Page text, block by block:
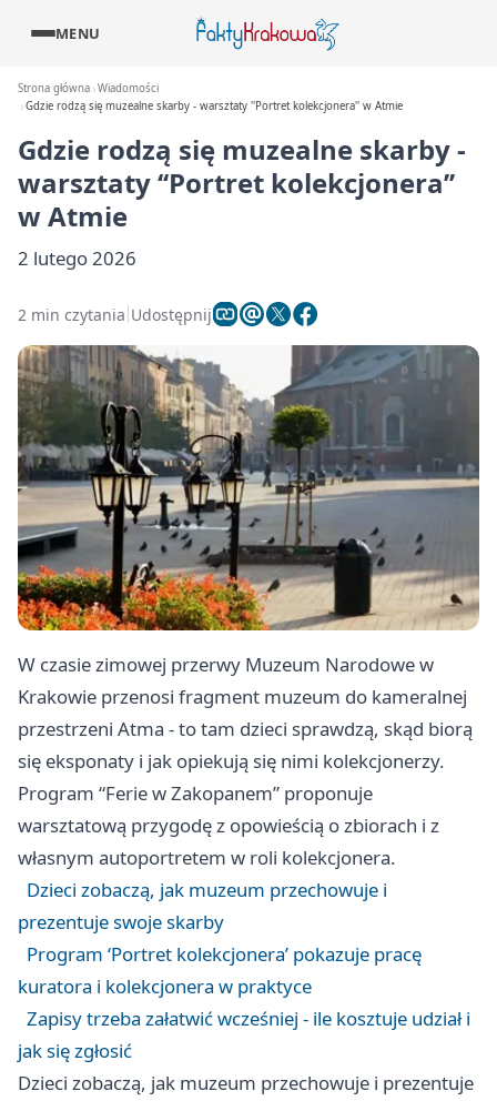
MENU
Strona główna Wiadomości
Gdzie rodzą się muzealne skarby - warsztaty ''Portret kolekcjonera'' w Atmie
Gdzie rodzą się muzealne skarby -
warsztaty ‘‘Portret kolekcjonera’’
w Atmie
2 lutego 2026
2 min czytania Udostępnij
W czasie zimowej przerwy Muzeum Narodowe w
Krakowie przenosi fragment muzeum do kameralnej
przestrzeni Atma - to tam dzieci sprawdzą, skąd biorą
się eksponaty i jak opiekują się nimi kolekcjonerzy.
Program “Ferie w Zakopanem” proponuje
warsztatową przygodę z opowieścią o zbiorach i z
własnym autoportretem w roli kolekcjonera.
Dzieci zobaczą, jak muzeum przechowuje i
prezentuje swoje skarby
Program ‘Portret kolekcjonera’ pokazuje pracę
kuratora i kolekcjonera w praktyce
Zapisy trzeba załatwić wcześniej - ile kosztuje udział i
jak się zgłosić
Dzieci zobaczą, jak muzeum przechowuje i prezentuje